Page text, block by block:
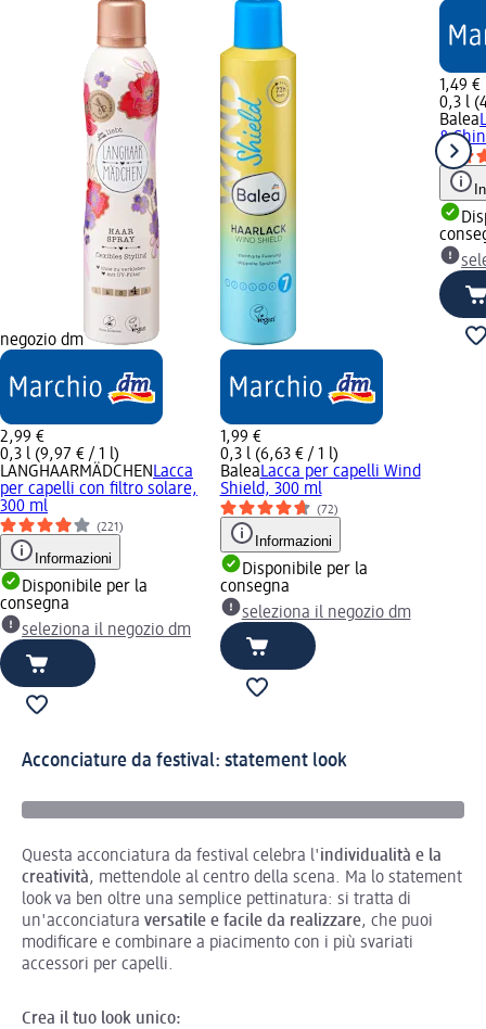
negozio dm
2,99 €
0,3 l (9,97 € / 1 l)
LANGHAARMÄDCHENLacca
per capelli con filtro solare,
300 ml
(221)
Informazioni
Disponibile per la
consegna
seleziona il negozio dm
1,99 €
0,3 l (6,63 € / 1 l)
BaleaLacca per capelli Wind
Shield, 300 ml
(72)
Informazioni
Disponibile per la
consegna
seleziona il negozio dm
1,49 €
0,3 l
Balea
&
Acconciature da festival: statement look
Questa acconciatura da festival celebra l'individualità e la
creatività, mettendole al centro della scena. Ma lo statement
look va ben oltre una semplice pettinatura: si tratta di
un'acconciatura versatile e facile da realizzare, che puoi
modificare e combinare a piacimento con i più svariati
accessori per capelli.
Crea il tuo look unico: